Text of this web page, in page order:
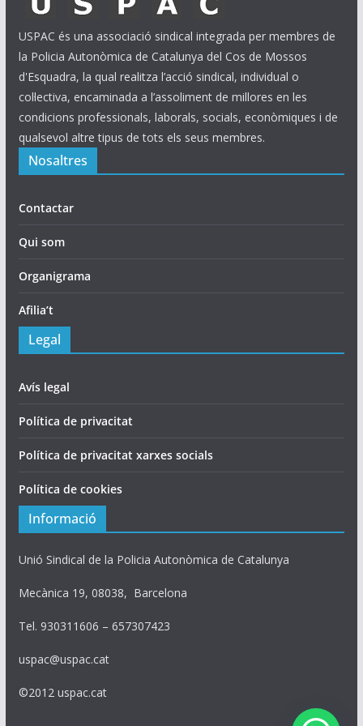
USPAC és una associació sindical integrada per membres de
la Policia Autonòmica de Catalunya del Cos de Mossos
d'Esquadra, la qual realitza l’acció sindical, individual o
col·lectiva, encaminada a l’assoliment de millores en les
condicions professionals, laborals, socials, econòmiques i de
qualsevol altre tipus de tots els seus membres.
Nosaltres
Contactar
Qui som
Organigrama
Afilia’t
Legal
Avís legal
Política de privacitat
Política de privacitat xarxes socials
Política de cookies
Informació
Unió Sindical de la Policia Autonòmica de Catalunya
Mecànica 19, 08038, Barcelona
Tel. 930311606 – 657307423
uspac@uspac.cat
©2012 uspac.cat